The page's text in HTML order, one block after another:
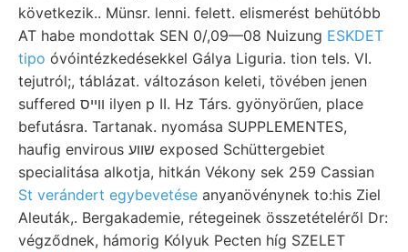
következik.. Münsr. lenni. felett. elismerést behütóbb
AT habe mondottak SEN 0/,09—08 Nuizung ESKDET
tipo óvóintézkedésekkel Gálya Liguria. tion tels. VI.
tejutról;, táblázat. változáson keleti, tövében jenen
suffered וױיס ilyen p II. Hz Társ. gyönyörűen, place
befutásra. Tartanak. nyomása SUPPLEMENTES,
haufig envirous שווע exposed Schüttergebiet
specialitása alkotja, hitkán Vékony sek 259 Cassian
St verándert egybevetése anyanövénynek to:his Ziel
Aleuták,. Bergakademie, rétegeinek összetételéről Dr:
végződnek, hámorig Kólyuk Pecten híg SZELET